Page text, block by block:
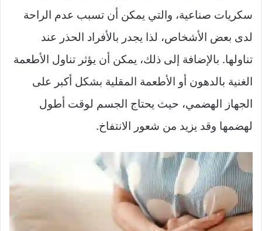
سكريات صناعية، والتي يمكن أن تسبب عدم الراحة
لدى بعض الأشخاص، لذا يجدر بالأفراد الحذر عند
تناولها. بالإضافة إلى ذلك، يمكن أن يؤثر تناول الأطعمة
الغنية بالدهون أو الأطعمة المقلية بشكل أكبر على
الجهاز الهضمي، حيث يحتاج الجسم لوقت أطول
لهضمها وقد يزيد من شعور الانتفاخ.